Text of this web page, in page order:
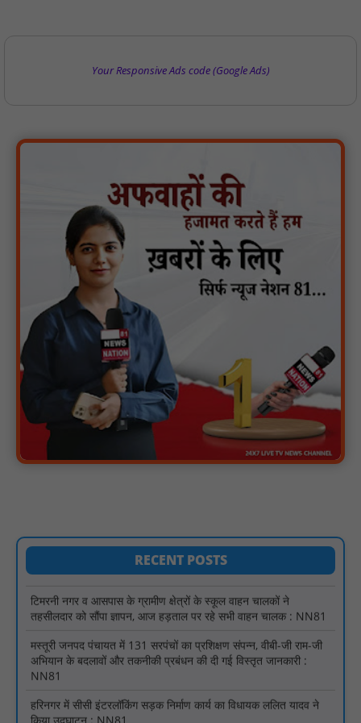
Your Responsive Ads code (Google Ads)
RECENT POSTS
वर्धा में ज़िला परिषद के कर्मचारी चौदह दिनों से हड़ताल पर : NN81
पीएचईडी विभाग मंत्री ने जहाजपुर विधानसभा क्षेत्र में विभिन्न विकास कार्यों का
किया शिलान्यास एवं लोकार्पण : NN81
पारस पोर्टल से होगी योजनाओं की नियमित समीक्षा, मुख्यमंत्री विष्णुदेव साय ने
दिए समयबद्ध क्रियान्वयन के निर्देश : NN81
सोलर हाई मास्ट से रोशन हो रहे वनांचल के गांव, नियद नेल्लानार ग्रामों में बढ़ी
जारी होने तक संघर्ष रहेगा : NN81
टिमरनी नगर व आसपास के ग्रामीण क्षेत्रों के स्कूल वाहन चालकों ने
मस्तूरी जनपद पंचायत में 131 सरपंचों का प्रशिक्षण संपन्न, वीबी-जी राम-जी
NN81
हरिनगर में सीसी इंटरलॉकिंग सड़क निर्माण कार्य का विधायक ललित यादव ने
पिड़ावा में आगामी त्योहारों को लेकर शांति समिति की बैठक आयोजित : NN81